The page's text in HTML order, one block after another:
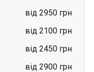
від 2950 грн
від 2100 грн
від 2450 грн
від 2900 грн